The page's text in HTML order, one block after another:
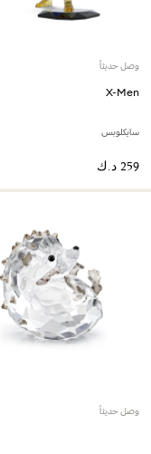
وصل حديثاً
X-Men
سايكلوبس
وصل حديثاً